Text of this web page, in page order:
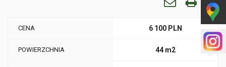
CENA 6 100 PLN
POWIERZCHNIA 44 m2